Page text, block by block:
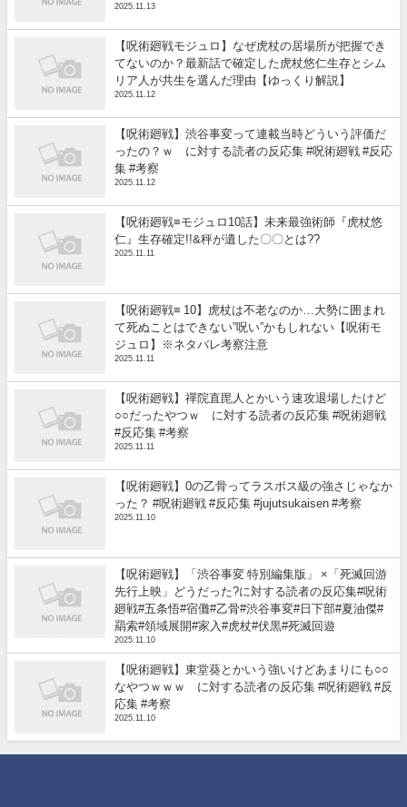
2025.11.13
【呪術廻戦モジュロ】なぜ虎杖の居場所が把握でき
てないのか？最新話で確定した虎杖悠仁生存とシム
リア人が共生を選んだ理由【ゆっくり解説】
2025.11.12
【呪術廻戦】渋谷事変って連載当時どういう評価だ
ったの？ｗ に対する読者の反応集 #呪術廻戦 #反応
集 #考察
2025.11.12
【呪術廻戦≡モジュロ10話】未来最強術師『虎杖悠
仁』生存確定!!&秤が遺した〇〇とは??
2025.11.11
【呪術廻戦≡ 10】虎杖は不老なのか…大勢に囲まれ
て死ぬことはできない”呪い”かもしれない【呪術モ
ジュロ】※ネタバレ考察注意
2025.11.11
【呪術廻戦】禪院直毘人とかいう速攻退場したけど
○○だったやつｗ に対する読者の反応集 #呪術廻戦
#反応集 #考察
2025.11.11
【呪術廻戦】0の乙骨ってラスボス級の強さじゃなか
った？ #呪術廻戦 #反応集 #jujutsukaisen #考察
2025.11.10
【呪術廻戦】「渋谷事変 特別編集版」 ×「死滅回游
先行上映」どうだった?に対する読者の反応集#呪術
廻戦#五条悟#宿儺#乙骨#渋谷事変#日下部#夏油傑#
羂索#領域展開#家入#虎杖#伏黒#死滅回遊
2025.11.10
【呪術廻戦】東堂葵とかいう強いけどあまりにも○○
なやつｗｗｗ に対する読者の反応集 #呪術廻戦 #反
応集 #考察
2025.11.10